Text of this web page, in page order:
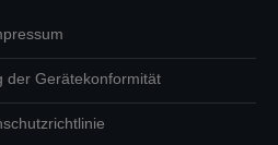
der Gerätekonformität